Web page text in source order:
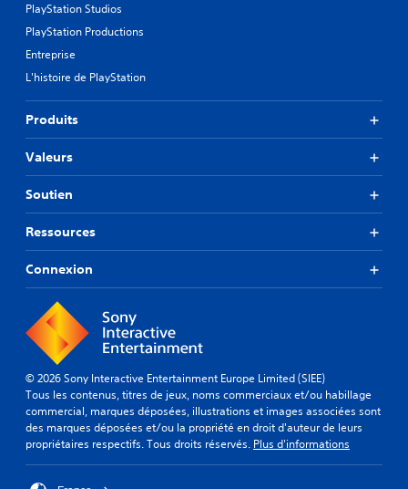
PlayStation Studios
PlayStation Productions
Entreprise
L'histoire de PlayStation
Produits
Valeurs
Soutien
Ressources
Connexion
© 2026 Sony Interactive Entertainment Europe Limited (SIEE)
Tous les contenus, titres de jeux, noms commerciaux et/ou habillage
commercial, marques déposées, illustrations et images associées sont
des marques déposées et/ou la propriété en droit d'auteur de leurs
propriétaires respectifs. Tous droits réservés. Plus d'informations